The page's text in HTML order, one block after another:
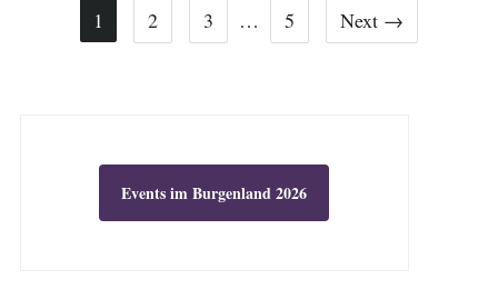
1 2 3 … 5 Next →
Events im Burgenland 2026